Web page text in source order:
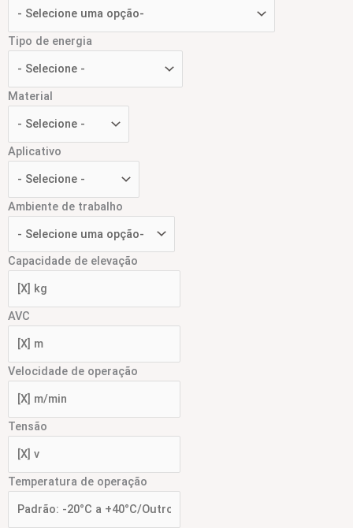
Tipo de energia
Material
Aplicativo
Ambiente de trabalho
Capacidade de elevação
AVC
Velocidade de operação
Tensão
Temperatura de operação